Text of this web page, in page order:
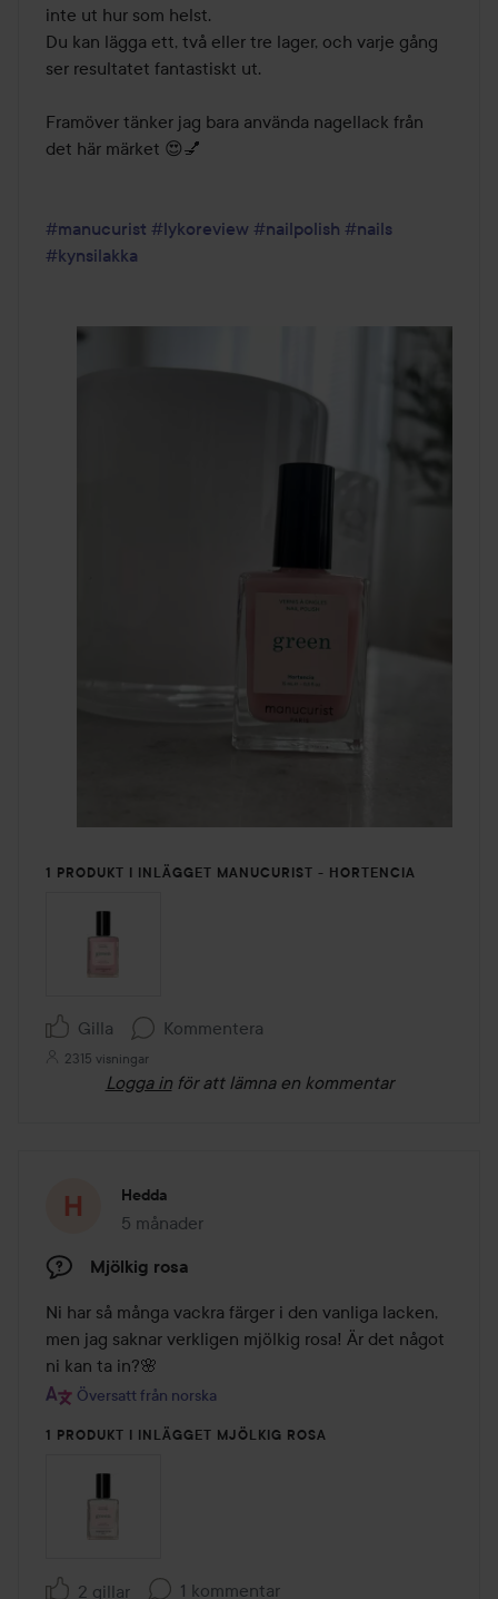
inte ut hur som helst.
Du kan lägga ett, två eller tre lager, och varje gång
ser resultatet fantastiskt ut.
Framöver tänker jag bara använda nagellack från
det här märket 😍💅
#manucurist #lykoreview #nailpolish #nails
#kynsilakka
1 PRODUKT I INLÄGGET MANUCURIST - HORTENCIA
Gilla Kommentera
2315 visningar
Logga in för att lämna en kommentar
Hedda
5 månader
Inlägget skapades 5 månader
Mjölkig rosa
Ni har så många vackra färger i den vanliga lacken,
men jag saknar verkligen mjölkig rosa! Är det något
ni kan ta in?🌸
Översatt från norska
1 PRODUKT I INLÄGGET MJÖLKIG ROSA
2 gillar 1 kommentar